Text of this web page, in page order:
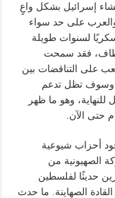
إسرائيل بشكل واعٍ
والعرب على حد سواء
لسنوات طويلة
فقد سمحت
على التناقضات بين
وسوف تظل تدعم
للنهاية، وهو ما ظهر
حتى الآن.
أحزاب شيوعية
الصهيونية من
حديثًا لفلسطين
الصهاينة. ما حدث